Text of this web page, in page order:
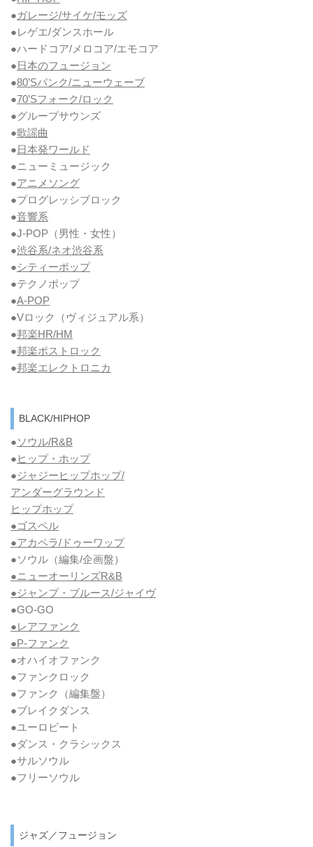
●ガレージ/サイケ/モッズ
●レゲエ/ダンスホール
●ハードコア/メロコア/エモコア
●日本のフュージョン
●80’Sパンク/ニューウェーブ
●70’Sフォーク/ロック
●グループサウンズ
●歌謡曲
●日本発ワールド
●ニューミュージック
●アニメソング
●プログレッシブロック
●音響系
●J-POP（男性・女性）
●渋谷系/ネオ渋谷系
●シティーポップ
●テクノポップ
●A-POP
●Vロック
（ヴィジュアル系）
●邦楽HR/HM
●邦楽ポストロック
●邦楽エレクトロニカ
BLACK/HIPHOP
●ソウル/R&B
● ヒップ・ホップ
●ジャジーヒップホップ/
アンダーグラウンド
ヒップホップ
●ゴスペル
●アカペラ/ドゥーワップ
●ソウル （編集/企画盤）
●ニューオーリンズR&B
●ジャンプ・ブルース/ジャイヴ
●GO-GO
●レアファンク
●P-ファンク
●オハイオファンク
●ファンクロック
●ファンク
（編集盤）
●ブレイクダンス
●ユーロビート
●ダンス・クラシックス
●サルソウル
●フリーソウル
ジャズ／フュージョン